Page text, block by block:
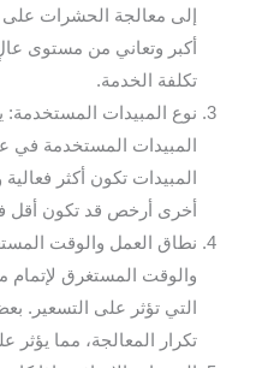
إلى معالجة الحشرات على
أكبر وتعاني من مستوى
تكلفة الخدمة.
نوع المبيدات
المبيدات المستخدمة
المبيدات تكون أكثر فعالية
أخرى أرخص قد تكون أقل
نطاق العمل والوقت
والوقت المستغرق لإتمام
التي تؤثر على التسعير.
تكرار المعالجة، مما يؤثر